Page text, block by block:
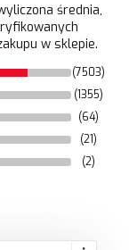
średnia,
w sklepie.
(7503)
(1355)
(64)
(21)
(2)